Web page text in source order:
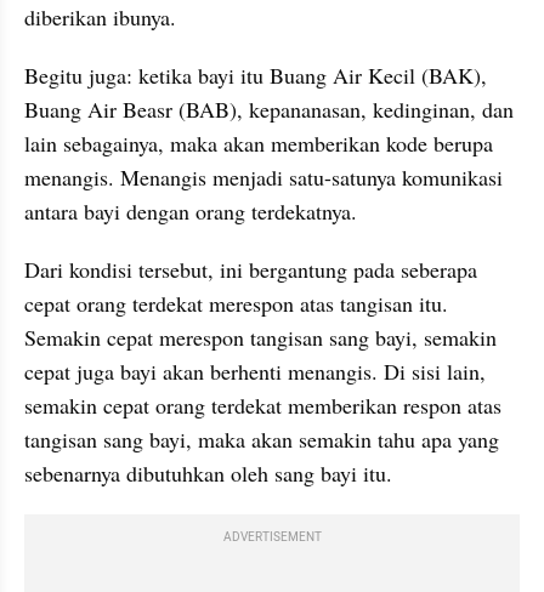
diberikan ibunya.
Begitu juga: ketika bayi itu Buang Air Kecil (BAK),
Buang Air Beasr (BAB), kepananasan, kedinginan, dan
lain sebagainya, maka akan memberikan kode berupa
menangis. Menangis menjadi satu-satunya komunikasi
antara bayi dengan orang terdekatnya.
Dari kondisi tersebut, ini bergantung pada seberapa
cepat orang terdekat merespon atas tangisan itu.
Semakin cepat merespon tangisan sang bayi, semakin
cepat juga bayi akan berhenti menangis. Di sisi lain,
semakin cepat orang terdekat memberikan respon atas
tangisan sang bayi, maka akan semakin tahu apa yang
sebenarnya dibutuhkan oleh sang bayi itu.
ADVERTISEMENT